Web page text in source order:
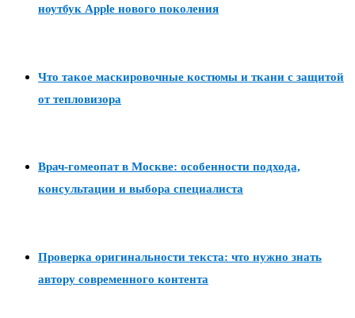
ноутбук Apple нового поколения
Что такое маскировочные костюмы и ткани с защитой
от тепловизора
Врач-гомеопат в Москве: особенности подхода,
консультации и выбора специалиста
Проверка оригинальности текста: что нужно знать
автору современного контента